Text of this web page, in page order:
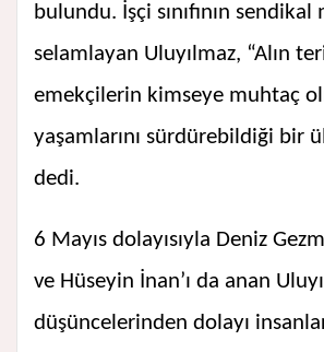
bulundu. İşçi sınıfının
selamlayan Uluyılmaz, “Alın
emekçilerin kimseye muhtaç
yaşamlarını sürdürebildiği bir
dedi.
6 Mayıs dolayısıyla Deniz
ve Hüseyin İnan’ı da anan
düşüncelerinden dolayı